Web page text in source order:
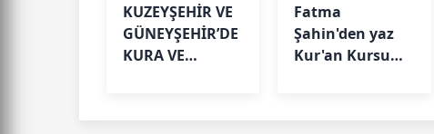
KUZEYŞEHİR VE
GÜNEYŞEHİR’DE
KURA VE
Fatma
Şahin'den yaz
Kur'an Kursu